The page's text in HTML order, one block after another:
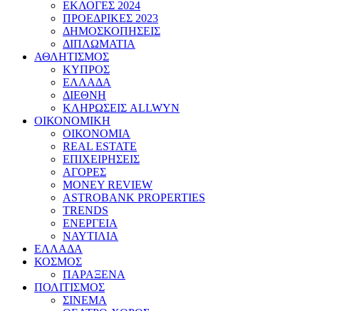
ΕΚΛΟΓΕΣ 2024
ΠΡΟΕΔΡΙΚΕΣ 2023
ΔΗΜΟΣΚΟΠΗΣΕΙΣ
ΔΙΠΛΩΜΑΤΙΑ
ΑΘΛΗΤΙΣΜΟΣ
ΚΥΠΡΟΣ
ΕΛΛΑΔΑ
ΔΙΕΘΝΗ
ΚΛΗΡΩΣΕΙΣ ALLWYN
ΟΙΚΟΝΟΜΙΚΗ
ΟΙΚΟΝΟΜΙΑ
REAL ESTATE
ΕΠΙΧΕΙΡΗΣΕΙΣ
ΑΓΟΡΕΣ
MONEY REVIEW
ASTROBANK PROPERTIES
TRENDS
ΕΝΕΡΓΕΙΑ
ΝΑΥΤΙΛΙΑ
ΕΛΛΑΔΑ
ΚΟΣΜΟΣ
ΠΑΡΑΞΕΝΑ
ΠΟΛΙΤΙΣΜΟΣ
ΣΙΝΕΜΑ